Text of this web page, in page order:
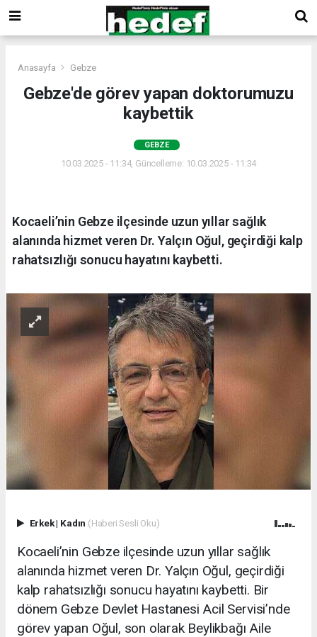
Anasayfa Gebze
Gebze'de görev yapan doktorumuzu
kaybettik
GEBZE
10.03.2025 - 11:34, Güncelleme: 10.03.2025 - 11:34
Kocaeli’nin Gebze ilçesinde uzun yıllar sağlık
alanında hizmet veren Dr. Yalçın Oğul, geçirdiği kalp
rahatsızlığı sonucu hayatını kaybetti.
Erkek| Kadın (Haberi Sesli Oku)
Kocaeli’nin Gebze ilçesinde uzun yıllar sağlık
alanında hizmet veren Dr. Yalçın Oğul, geçirdiği
kalp rahatsızlığı sonucu hayatını kaybetti. Bir
dönem Gebze Devlet Hastanesi Acil Servisi’nde
görev yapan Oğul, son olarak Beylikbağı Aile